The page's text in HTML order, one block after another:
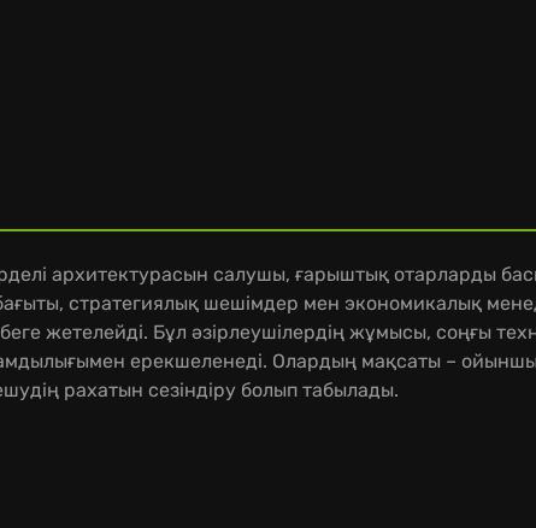
архитектурасын салушы, ғарыштық отарларды
стратегиялық шешімдер мен экономикалық
жетелейді. Бұл әзірлеушілердің жұмысы, соңғы
ерекшеленеді. Олардың мақсаты –
рахатын сезіндіру болып табылады.